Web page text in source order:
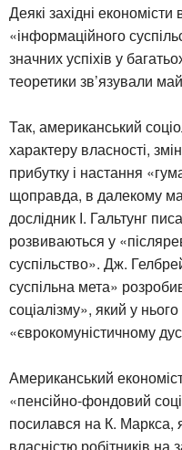
Деякі західні
«інформаційного
значних успіхів у
теоретики зв’язували
Так, американський
характеру власності,
прибутку і настання
щоправда, в далекому
дослідник І. Гальтунг
розвиваються у
суспільство». Дж.
суспільна мета»
соціалізму», який у
«єврокомуністичному
Американський
«пенсійно-фондовий
посилався на К. Маркса,
власністю робітників